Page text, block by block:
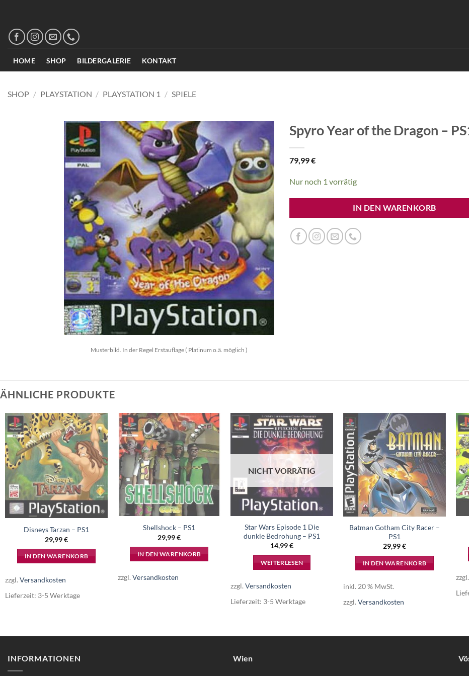
springen
HOME SHOP BILDERGALERIE KONTAKT
SHOP / PLAYSTATION / PLAYSTATION 1 / SPIELE
Musterbild. In der Regel Erstauflage ( Platinum o.ä. möglich )
Spyro Year of the Dragon –
79,99€
Nur noch 1 vorrätig
IN DEN WARENKORB
ÄHNLICHE PRODUKTE
Disneys Tarzan – PS1
29,99€
IN DEN WARENKORB
zzgl. Versandkosten
Lieferzeit: 3-5 Werktage
Shellshock – PS1
29,99€
IN DEN WARENKORB
zzgl. Versandkosten
NICHT VORRÄTIG
Star Wars Episode 1 Die
dunkle Bedrohung – PS1
14,99€
WEITERLESEN
zzgl. Versandkosten
Lieferzeit: 3-5 Werktage
Batman Gotham City Racer –
PS1
29,99€
IN DEN WARENKORB
inkl. 20 % MwSt.
zzgl. Versandkosten
zzgl.
INFORMATIONEN Wien